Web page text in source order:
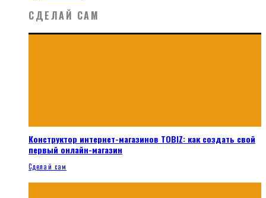
СДЕЛАЙ САМ
Конструктор интернет-магазинов TOBIZ: как создать свой
первый онлайн-магазин
Сделай сам